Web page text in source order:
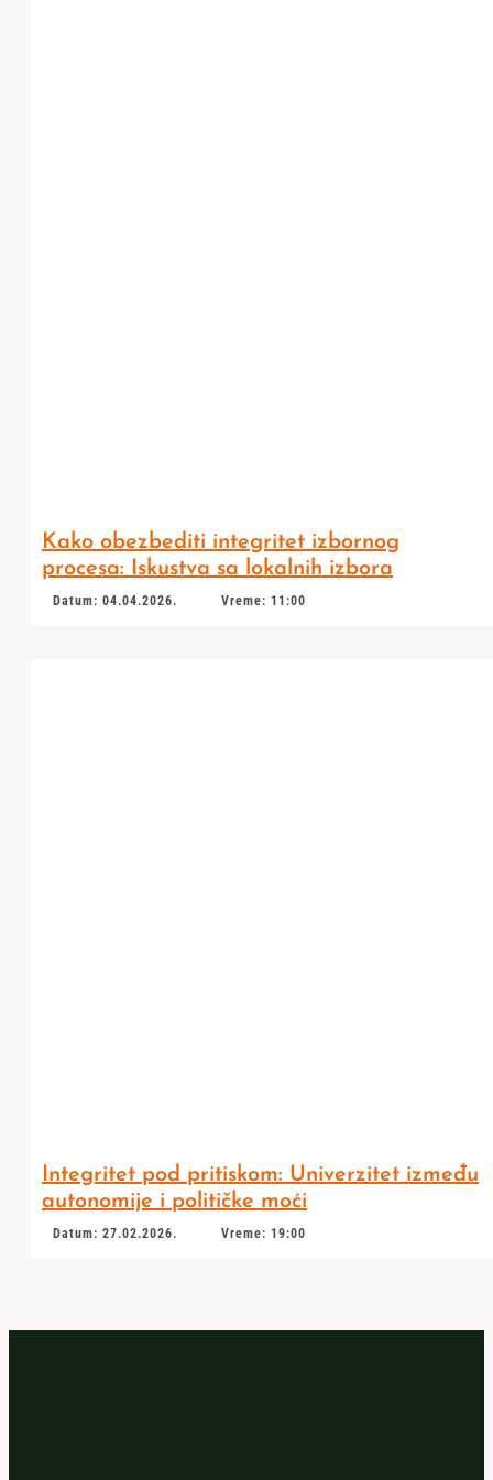
Kako obezbediti integritet izbornog
procesa: Iskustva sa lokalnih izbora
Datum: 04.04.2026. Vreme: 11:00
Integritet pod pritiskom: Univerzitet između
autonomije i političke moći
Datum: 27.02.2026. Vreme: 19:00